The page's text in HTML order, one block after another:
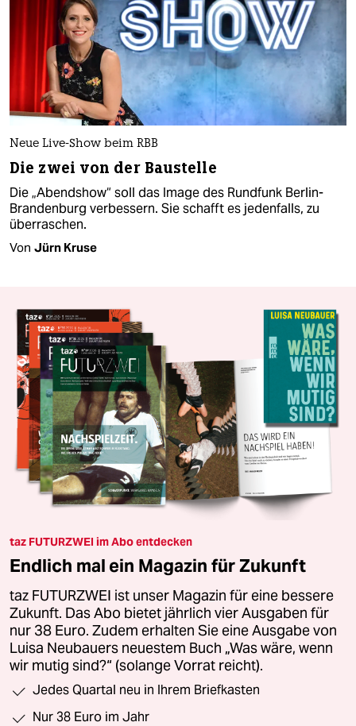
Neue Live-Show beim RBB
Die zwei von der Baustelle
Die „Abendshow“ soll das Image des Rundfunk Berlin-
Brandenburg verbessern. Sie schafft es jedenfalls, zu
überraschen.
Von Jürn Kruse
taz FUTURZWEI im Abo entdecken
Endlich mal ein Magazin für Zukunft
taz FUTURZWEI ist unser Magazin für eine bessere
Zukunft. Das Abo bietet jährlich vier Ausgaben für
nur 38 Euro. Zudem erhalten Sie eine Ausgabe von
Luisa Neubauers neuestem Buch „Was wäre, wenn
wir mutig sind?“ (solange Vorrat reicht).
Jedes Quartal neu in Ihrem Briefkasten
Nur 38 Euro im Jahr